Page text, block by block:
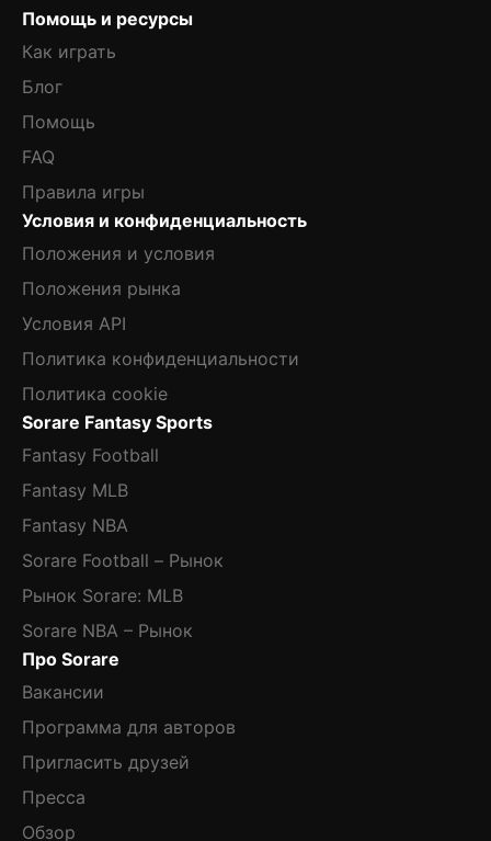
Помощь и ресурсы
Как играть
Блог
Помощь
FAQ
Правила игры
Условия и конфиденциальность
Положения и условия
Положения рынка
Условия API
Политика конфиденциальности
Политика cookie
Sorare Fantasy Sports
Fantasy Football
Fantasy MLB
Fantasy NBA
Sorare Football – Рынок
Рынок Sorare: MLB
Sorare NBA – Рынок
Про Sorare
Вакансии
Программа для авторов
Пригласить друзей
Пресса
Обзор